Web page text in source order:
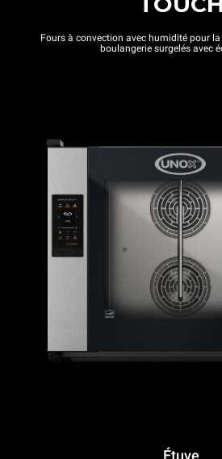
Fours à convection avec humidité pour
boulangerie surgelés avec